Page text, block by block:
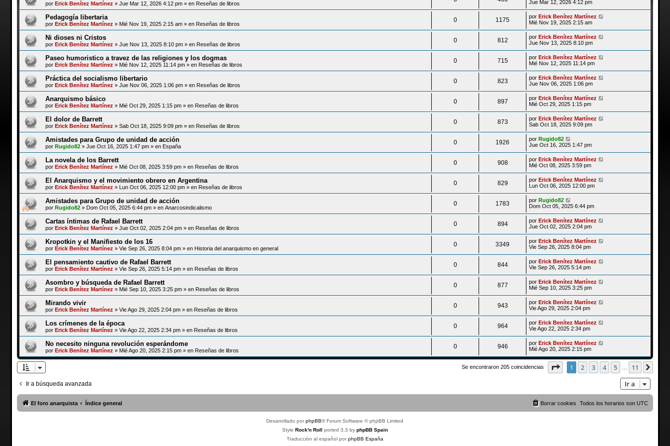
por Erick Benítez Martínez » Jue Mar 12, 2026 4:12 pm» en Reseñas de libros
Jue Mar 12, 2026 4:12 pm
Pedagogía libertaria
por Erick Benítez Martínez » Mié Nov 19, 2025 2:15 am» en Reseñas de libros
0 1175 porErick Benítez Martínez
Mié Nov 19, 2025 2:15 am
Ni dioses ni Cristos
por Erick Benítez Martínez » Jue Nov 13, 2025 8:10 pm» en Reseñas de libros
0 812 porErick Benítez Martínez
Jue Nov 13, 2025 8:10 pm
Paseo humoristico a travez de las religiones y los dogmas
por Erick Benítez Martínez » Mié Nov 12, 2025 11:14 pm» en Reseñas de libros
0 715 porErick Benítez Martínez
Mié Nov 12, 2025 11:14 pm
Práctica del socialismo libertario
por Erick Benítez Martínez » Jue Nov 06, 2025 1:06 pm» en Reseñas de libros
0 823 porErick Benítez Martínez
Jue Nov 06, 2025 1:06 pm
Anarquismo básico
por Erick Benítez Martínez » Mié Oct 29, 2025 1:15 pm» en Reseñas de libros
0 897 porErick Benítez Martínez
Mié Oct 29, 2025 1:15 pm
El dolor de Barrett
por Erick Benítez Martínez » Sab Oct 18, 2025 9:09 pm» en Reseñas de libros
0 873 porErick Benítez Martínez
Sab Oct 18, 2025 9:09 pm
Amistades para Grupo de unidad de acción
por Rugido82» Jue Oct 16, 2025 1:47 pm» en España
0 1926 porRugido82
Jue Oct 16, 2025 1:47 pm
La novela de los Barrett
por Erick Benítez Martínez » Mié Oct 08, 2025 3:59 pm» en Reseñas de libros
0 908 porErick Benítez Martínez
Mié Oct 08, 2025 3:59 pm
El Anarquismo y el movimiento obrero en Argentina
por Erick Benítez Martínez » Lun Oct 06, 2025 12:00 pm» en Reseñas de libros
0 829 porErick Benítez Martínez
Lun Oct 06, 2025 12:00 pm
Amistades para Grupo de unidad de acción
por Rugido82» Dom Oct 05, 2025 6:44 pm» en Anarcosindicalismo
0 1783 porRugido82
Dom Oct 05, 2025 6:44 pm
Cartas íntimas de Rafael Barrett
por Erick Benítez Martínez » Jue Oct 02, 2025 2:04 pm» en Reseñas de libros
0 894 porErick Benítez Martínez
Jue Oct 02, 2025 2:04 pm
Kropotkin y el Manifiesto de los 16
por Erick Benítez Martínez » Vie Sep 26, 2025 8:04 pm» en Historia del anarquismo en general
0 3349 porErick Benítez Martínez
Vie Sep 26, 2025 8:04 pm
El pensamiento cautivo de Rafael Barrett
por Erick Benítez Martínez » Vie Sep 26, 2025 5:14 pm» en Reseñas de libros
0 844 porErick Benítez Martínez
Vie Sep 26, 2025 5:14 pm
Asombro y búsqueda de Rafael Barrett
por Erick Benítez Martínez » Mié Sep 10, 2025 3:25 pm» en Reseñas de libros
0 877 porErick Benítez Martínez
Mié Sep 10, 2025 3:25 pm
Mirando vivir
por Erick Benítez Martínez » Vie Ago 29, 2025 2:04 pm» en Reseñas de libros
0 943 porErick Benítez Martínez
Vie Ago 29, 2025 2:04 pm
Los crímenes de la época
por Erick Benítez Martínez » Vie Ago 22, 2025 2:34 pm» en Reseñas de libros
0 964 porErick Benítez Martínez
Vie Ago 22, 2025 2:34 pm
No necesito ninguna revolución esperándome
por Erick Benítez Martínez » Mié Ago 20, 2025 2:15 pm» en Reseñas de libros
0 946 porErick Benítez Martínez
Mié Ago 20, 2025 2:15 pm
Se encontraron 205 coincidencias Página1 de 11
1 2 3 4 5 11
Ir a búsqueda avanzada Ir a
El foro anarquista Índice general Todos los horarios sonUTC
Borrar cookies
Desarrollado porphpBB® Forum Software © phpBB Limited
Style Rock'n Roll ported 3.3 by phpBB Spain
Traducción al español porphpBB España